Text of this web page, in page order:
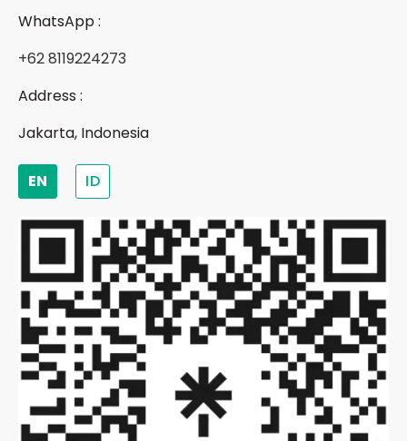
WhatsApp :
+62 8119224273
Address :
Jakarta, Indonesia
EN ID